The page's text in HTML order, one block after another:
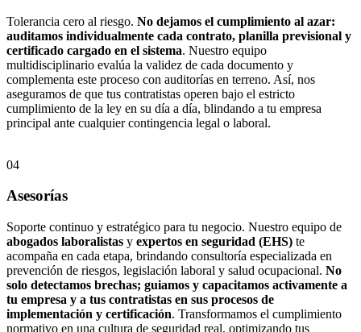
Tolerancia cero al riesgo. No dejamos el cumplimiento al azar:
auditamos individualmente cada contrato, planilla previsional y
certificado cargado en el sistema. Nuestro equipo
multidisciplinario evalúa la validez de cada documento y
complementa este proceso con auditorías en terreno. Así, nos
aseguramos de que tus contratistas operen bajo el estricto
cumplimiento de la ley en su día a día, blindando a tu empresa
principal ante cualquier contingencia legal o laboral.
04
Asesorías
Soporte continuo y estratégico para tu negocio. Nuestro equipo de
abogados laboralistas y expertos en seguridad (EHS) te
acompaña en cada etapa, brindando consultoría especializada en
prevención de riesgos, legislación laboral y salud ocupacional. No
solo detectamos brechas; guiamos y capacitamos activamente a
tu empresa y a tus contratistas en sus procesos de
implementación y certificación. Transformamos el cumplimiento
normativo en una cultura de seguridad real, optimizando tus